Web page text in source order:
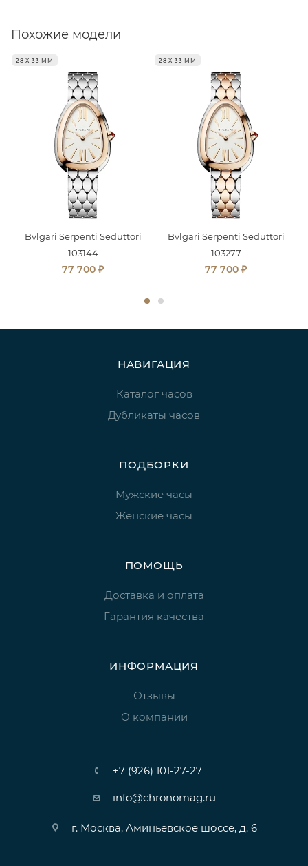
Похожие модели
28 Х 33 ММ
Bvlgari Serpenti Seduttori
103144
77 700 ₽
28 Х 33 ММ
Bvlgari Serpenti Seduttori
103277
77 700 ₽
НАВИГАЦИЯ
Каталог часов
Дубликаты часов
ПОДБОРКИ
Мужские часы
Женские часы
ПОМОЩЬ
Доставка и оплата
Гарантия качества
ИНФОРМАЦИЯ
Отзывы
О компании
+7 (926) 101-27-27
info@chronomag.ru
г. Москва, Аминьевское шоссе, д. 6